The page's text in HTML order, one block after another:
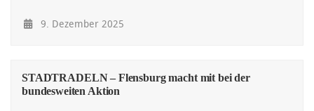
9. Dezember 2025
STADTRADELN – Flensburg macht mit bei der
bundesweiten Aktion